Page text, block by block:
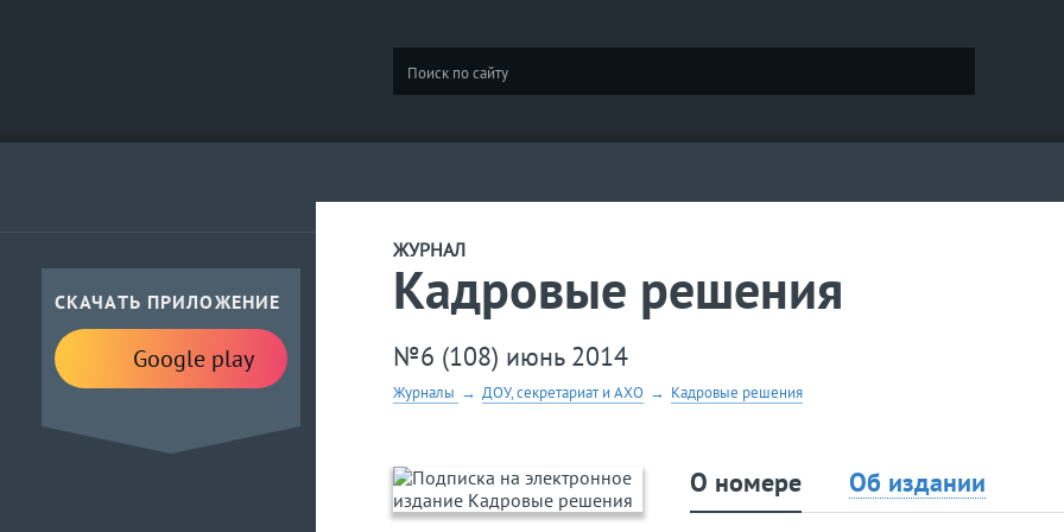
СКАЧАТЬ ПРИЛОЖЕНИЕ
Google play
ЖУРНАЛ
Кадровые решения
№6 (108) июнь 2014
Журналы → ДОУ, секретариат и АХО → Кадровые решения
О номере Об издании